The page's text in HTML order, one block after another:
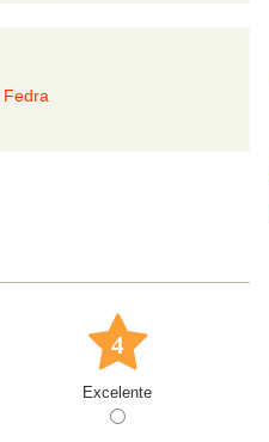
Fedra
4
Excelente